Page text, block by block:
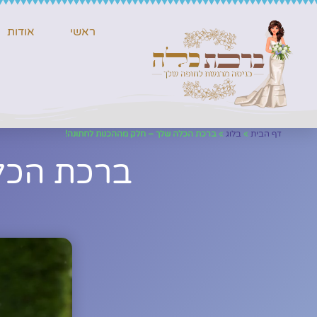
ראשי אודות
דף הבית » בלוג » ברכת הכלה שלך – חלק מההכנות לחתונה!
ברכת